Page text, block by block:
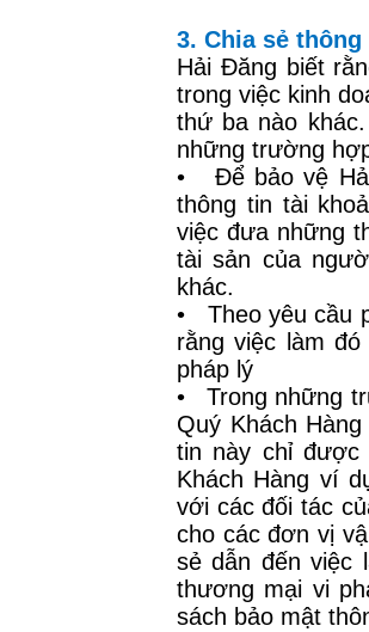
3. Chia sẻ
Hải Đăng biết
trong việc kinh
thứ ba nào
những trường
• Để bảo vệ
thông tin tài
việc đưa những
tài sản của
khác.
• Theo yêu cầu
rằng việc làm
pháp lý
• Trong những
Quý Khách
tin này chỉ
Khách Hàng ví
với các đối tác
cho các đơn vị
sẻ dẫn đến việc
thương mại vi
sách bảo mật